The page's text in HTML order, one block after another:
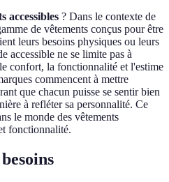
accessibles ? Dans le contexte de
de vêtements conçus pour être
leurs besoins physiques ou leurs
accessible ne se limite pas à
confort, la fonctionnalité et l'estime
commencent à mettre
que chacun puisse se sentir bien
à refléter sa personnalité. Ce
le monde des vêtements
fonctionnalité.